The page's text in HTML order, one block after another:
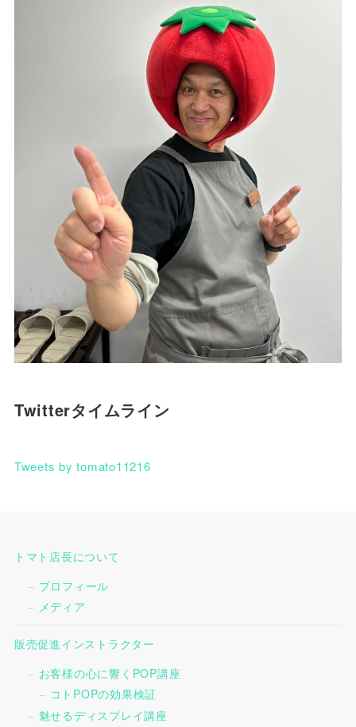
Twitterタイムライン
Tweets by tomato11216
トマト店長について
プロフィール
メディア
販売促進インストラクター
お客様の心に響くPOP講座
コトPOPの効果検証
魅せるディスプレイ講座